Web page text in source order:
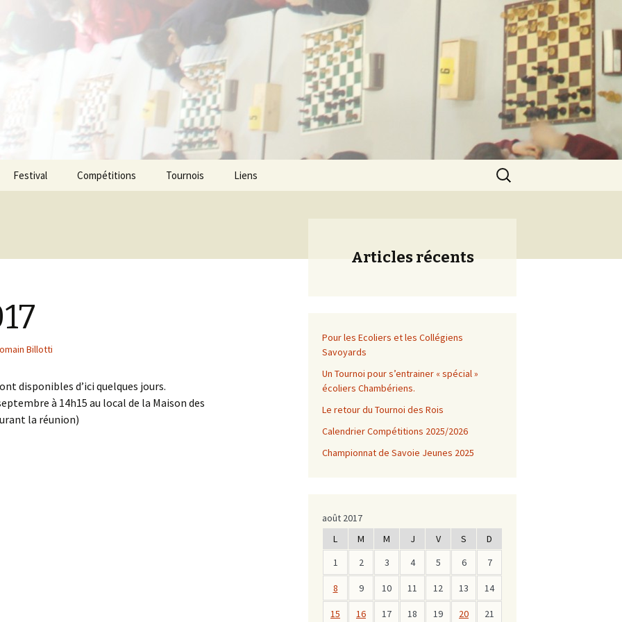
de l agglomération
Festival Compétitions Tournois Liens
Rechercher :
Billotti
disponibles d’ici quelques jours.
à 14h15 au local de la Maison des
la réunion)
Articles récents
Pour les Ecoliers et les Collégiens
Savoyards
Un Tournoi pour s’entrainer « spécial »
écoliers Chambériens.
Le retour du Tournoi des Rois
Calendrier Compétitions 2025/2026
Championnat de Savoie Jeunes 2025
août 2017
L
M M J V S
D
1
2 3 4 5 6 7
8 9 10 11 12 13 14
15 16 17 18 19 20 21